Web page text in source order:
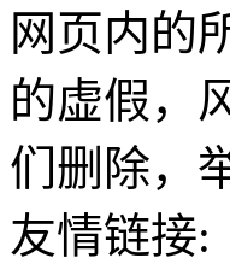
网页内的
的虚假，
们删除，
友情链接: